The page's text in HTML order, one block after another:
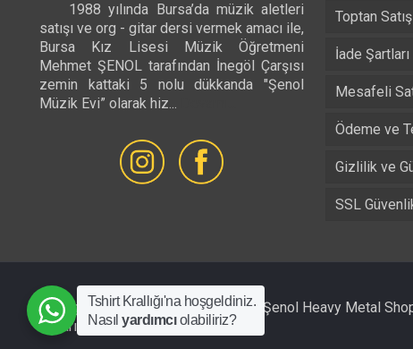
1988 yılında Bursa’da müzik aletleri
satışı ve org - gitar dersi vermek amacı ile,
Bursa Kız Lisesi Müzik Öğretmeni
Mehmet ŞENOL tarafından İnegöl Çarşısı
zemin kattaki 5 nolu dükkanda "Şenol
Müzik Evi” olarak hiz...
Toptan Satış
İade Şartları
Mesafeli
Ödeme ve
Gizlilik ve
SSL
All Rights Reserved © 1988 - 2026 Şenol Heavy Metal
Tasarım :INFO Bilişim
Tshirt Krallığı'na hoşgeldiniz.
Nasılyardımcıolabiliriz?